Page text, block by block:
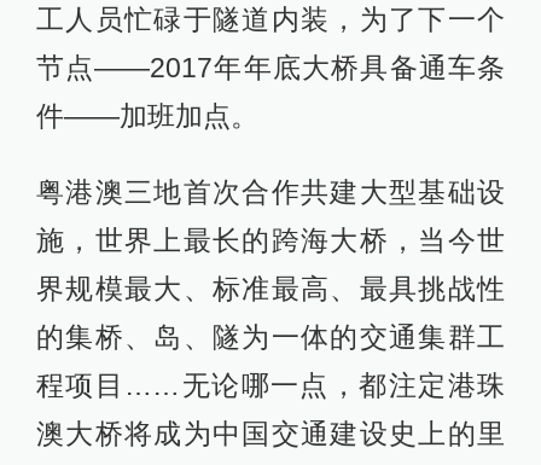
工人员忙碌于隧道内装，为了下一个
节点——2017年年底大桥具备通车条
件——加班加点。
粤港澳三地首次合作共建大型基础设
施，世界上最长的跨海大桥，当今世
界规模最大、标准最高、最具挑战性
的集桥、岛、隧为一体的交通集群工
程项目……无论哪一点，都注定港珠
澳大桥将成为中国交通建设史上的里